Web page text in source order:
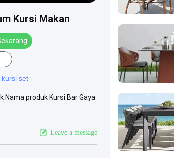
Kursi Makan
kursi set
Nama produk Kursi Bar Gaya
Leave a message